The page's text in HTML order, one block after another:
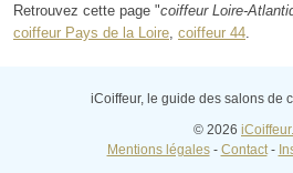
Retrouvez cette page "coiffeur Loire-
coiffeur Pays de la Loire coiffeur 44
iCoiffeur, le guide des salons de
© 2026
Mentions légales- Contact-